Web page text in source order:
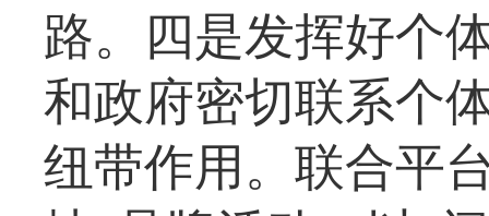
路。四是发挥好个
和政府密切联系个
纽带作用。联合平